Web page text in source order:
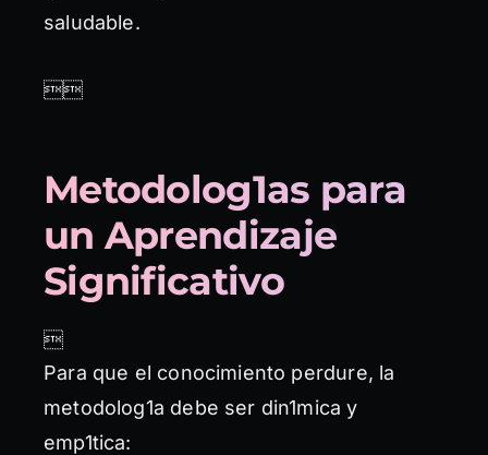
saludable.

Metodolog1as para
un Aprendizaje
Significativo

Para que el conocimiento perdure, la
metodolog1a debe ser din1mica y
emp1tica: